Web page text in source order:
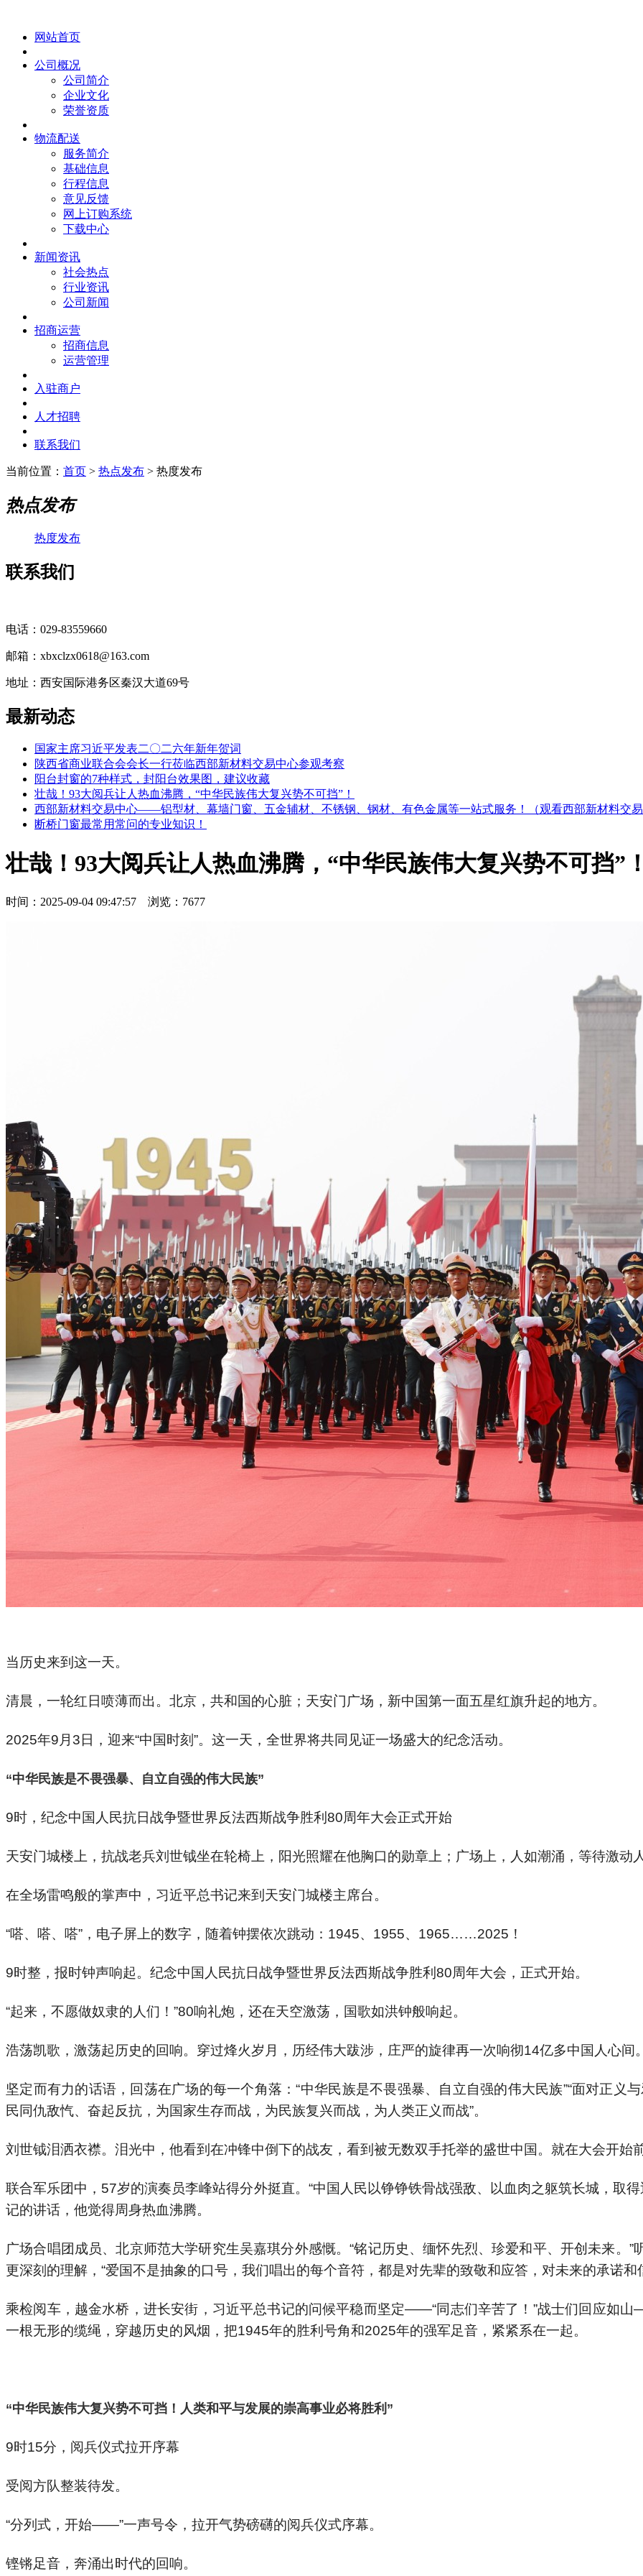
网站首页
公司概况
公司简介
企业文化
荣誉资质
物流配送
服务简介
基础信息
行程信息
意见反馈
网上订购系统
下载中心
新闻资讯
社会热点
行业资讯
公司新闻
招商运营
招商信息
运营管理
入驻商户
人才招聘
联系我们
当前位置： 首页 > 热点发布 > 热度发布
热点发布
热度发布
联系我们
电话：029-83559660
邮箱：xbxclzx0618@163.com
地址：西安国际港务区秦汉大道69号
最新动态
国家主席习近平发表二〇二六年新年贺词
陕西省商业联合会会长一行莅临西部新材料交易中心参观考察
阳台封窗的7种样式，封阳台效果图，建议收藏
壮哉！93大阅兵让人热血沸腾，“中华民族伟大复兴势不可挡”！
西部新材料交易中心——铝型材、幕墙门窗、五金辅材、不锈钢、钢材、有色金属等一站式服务！（观看西部新材料交易
断桥门窗最常用常问的专业知识！
壮哉！93大阅兵让人热血沸腾，“中华民族伟大复兴势不可挡”！
时间：2025-09-04 09:47:57 浏览：7677
当历史来到这一天。
清晨，一轮红日喷薄而出。北京，共和国的心脏；天安门广场，新中国第一面五星红旗升起的地方。
2025年9月3日，迎来“中国时刻”。这一天，全世界将共同见证一场盛大的纪念活动。
“中华民族是不畏强暴、自立自强的伟大民族”
9时，纪念中国人民抗日战争暨世界反法西斯战争胜利80周年大会正式开始
天安门城楼上，抗战老兵刘世钺坐在轮椅上，阳光照耀在他胸口的勋章上；广场上，人如潮涌，等待激动
在全场雷鸣般的掌声中，习近平总书记来到天安门城楼主席台。
“嗒、嗒、嗒”，电子屏上的数字，随着钟摆依次跳动：1945、1955、1965……2025！
9时整，报时钟声响起。纪念中国人民抗日战争暨世界反法西斯战争胜利80周年大会，正式开始。
“起来，不愿做奴隶的人们！”80响礼炮，还在天空激荡，国歌如洪钟般响起。
浩荡凯歌，激荡起历史的回响。穿过烽火岁月，历经伟大跋涉，庄严的旋律再一次响彻14亿多中国人心间。
坚定而有力的话语，回荡在广场的每一个角落：“中华民族是不畏强暴、自立自强的伟大民族”“面对正义
民同仇敌忾、奋起反抗，为国家生存而战，为民族复兴而战，为人类正义而战”。
刘世钺泪洒衣襟。泪光中，他看到在冲锋中倒下的战友，看到被无数双手托举的盛世中国。就在大会开始
联合军乐团中，57岁的演奏员李峰站得分外挺直。“中国人民以铮铮铁骨战强敌、以血肉之躯筑长城，取
记的讲话，他觉得周身热血沸腾。
广场合唱团成员、北京师范大学研究生吴嘉琪分外感慨。“铭记历史、缅怀先烈、珍爱和平、开创未来。”
更深刻的理解，“爱国不是抽象的口号，我们唱出的每个音符，都是对先辈的致敬和应答，对未来的承诺和
乘检阅车，越金水桥，进长安街，习近平总书记的问候平稳而坚定——“同志们辛苦了！”战士们回应如
一根无形的缆绳，穿越历史的风烟，把1945年的胜利号角和2025年的强军足音，紧紧系在一起。
“中华民族伟大复兴势不可挡！人类和平与发展的崇高事业必将胜利”
9时15分，阅兵仪式拉开序幕
受阅方队整装待发。
“分列式，开始——”一声号令，拉开气势磅礴的阅兵仪式序幕。
铿锵足音，奔涌出时代的回响。